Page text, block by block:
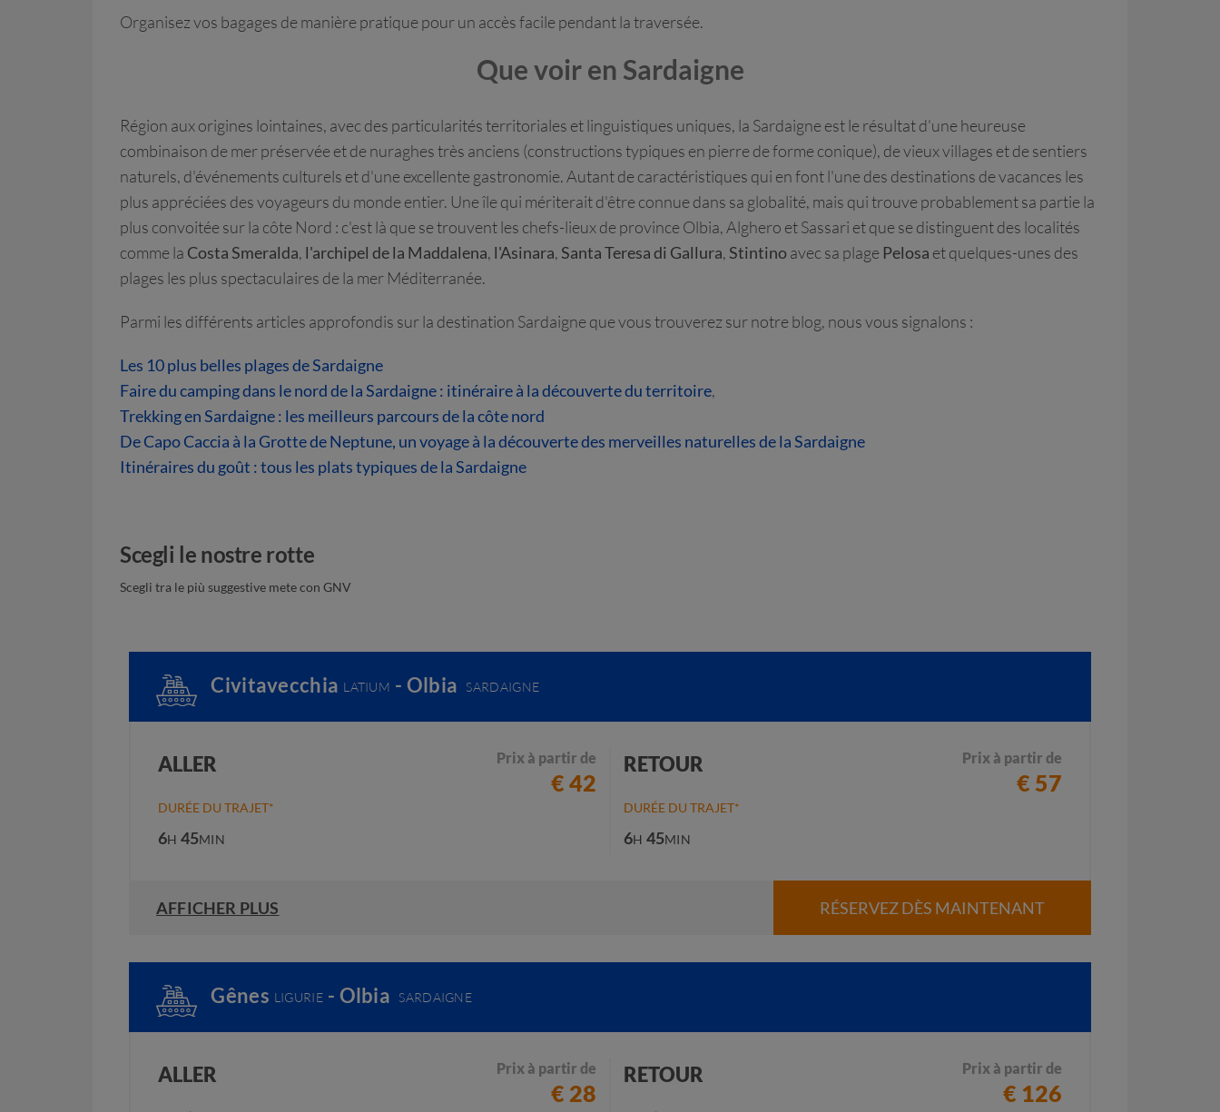
Organisez vos bagages de manière pratique pour un accès facile pendant la traversée.
Que voir en Sardaigne
Région aux origines lointaines, avec des particularités territoriales et linguistiques uniques, la Sardaigne est le résultat d'une heureuse
combinaison de mer préservée et de nuraghes très anciens (constructions typiques en pierre de forme conique), de vieux villages et de sentiers
naturels, d'événements culturels et d'une excellente gastronomie. Autant de caractéristiques qui en font l'une des destinations de vacances les
plus appréciées des voyageurs du monde entier. Une île qui mériterait d'être connue dans sa globalité, mais qui trouve probablement sa partie la
plus convoitée sur la côte Nord : c'est là que se trouvent les chefs-lieux de province Olbia, Alghero et Sassari et que se distinguent des localités
comme la Costa Smeralda, l'archipel de la Maddalena, l'Asinara, Santa Teresa di Gallura, Stintinoavec sa plage Pelosa et quelques-unes des
plages les plus spectaculaires de la mer Méditerranée.
Parmi les différents articles approfondis sur la destination Sardaigne que vous trouverez sur notre blog, nous vous signalons :
Les 10 plus belles plages de Sardaigne
Faire du camping dans le nord de la Sardaigne : itinéraire à la découverte du territoire,
Trekking en Sardaigne : les meilleurs parcours de la côte nord
De Capo Caccia à la Grotte de Neptune, un voyage à la découverte des merveilles naturelles de la Sardaigne
Itinéraires du goût : tous les plats typiques de la Sardaigne
Scegli le nostre rotte
Scegli tra le più suggestive mete con GNV
Civitavecchia LATIUM - Olbia SARDAIGNE
ALLER Prix à partir de
€ 42
DURÉE DU TRAJET*
6H 45MIN
RETOUR Prix à partir de
€ 57
DURÉE DU TRAJET*
6H 45MIN
AFFICHER PLUS RÉSERVEZ DÈS MAINTENANT
Gênes LIGURIE - Olbia SARDAIGNE
ALLER Prix à partir de
€ 28
RETOUR Prix à partir de
€ 126